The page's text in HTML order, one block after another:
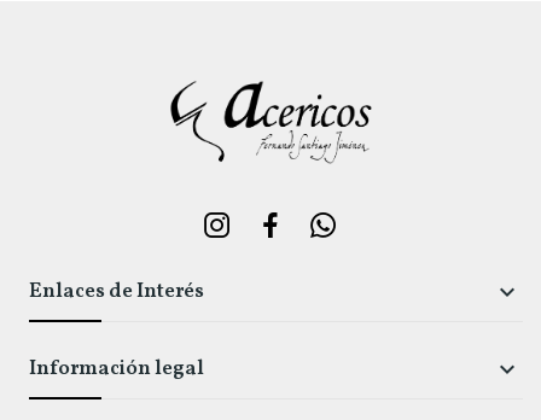
Enlaces de Interés 
Información legal 